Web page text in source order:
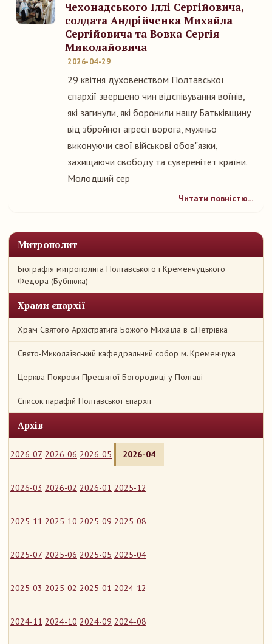
Митрополит
Біографія митрополита Полтавського і Кременчуцького
Федора (Бубнюка)
Храми єпархії
Храм Святого Архістратига Божого Михаїла в с.Петрівка
Свято-Миколаївський кафедральний собор м. Кременчука
Церква Покрови Пресвятої Богородиці у Полтаві
Список парафій Полтавської єпархії
Архів
2026-07 2026-06 2026-05 2026-04
2026-03 2026-02 2026-01 2025-12
2025-11 2025-10 2025-09 2025-08
2025-07 2025-06 2025-05 2025-04
2025-03 2025-02 2025-01 2024-12
2024-11 2024-10 2024-09 2024-08
Чехонадського Іллі Сергійовича,
солдата Андрійченка Михайла
Сергійовича та Вовка Сергія
Миколайовича
2026-04-29
29 квітня духовенством Полтавської
єпархії звершено чин відспівування воїнів,
які загинули, які боронили нашу Батьківщину
від збройної агресії ворога, мужньо
виконуючи свої військові обов"язки,
захищаючи свободу та суверенітет країни.
Молодший сер
Читати повністю...